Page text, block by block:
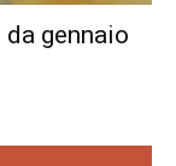
gennaio